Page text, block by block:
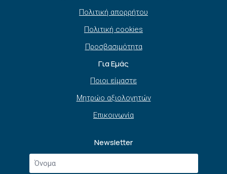
Πολιτική απορρήτου
Πολιτική cookies
Προσβασιμότητα
Για Εμάς
Ποιοι είμαστε
Μητρώο αξιολογητών
Επικοινωνία
Newsletter
Όνομα